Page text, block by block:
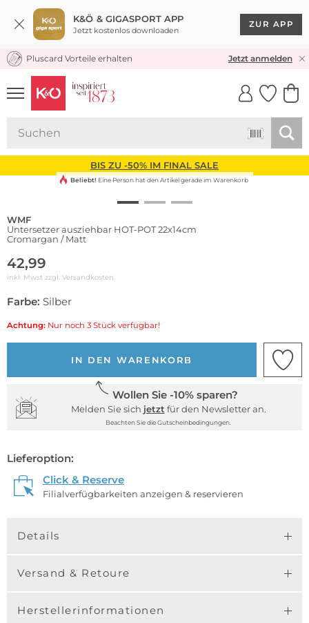
K&Ö & GIGASPORT APP
Jetzt kostenlos downloaden
ZUR APP
KOSTENLOSER VERSAND* & RÜCKVERSAND
Pluscard Vorteile erhalten Jetzt anmelden
UNSERE APP
CLICK &
BIS ZU -50% IM FINAL SALE
Beliebt! Eine Person hat den Artikel gerade im Warenkorb
WMF
Untersetzer ausziehbar HOT-POT 22x14cm
Cromargan / Matt
42,99
inkl. Mwst zzgl. Versandkosten
Farbe: Silber
Achtung: Nur noch 3 Stück verfügbar!
IN DEN WARENKORB
Wollen Sie -10% sparen?
Melden Sie sich jetzt für den Newsletter an.
Beachten Sie die Gutscheinbedingungen.
Lieferoption:
Click & Reserve
Filialverfügbarkeiten anzeigen & reservieren
Details
Versand & Retoure
Herstellerinformationen